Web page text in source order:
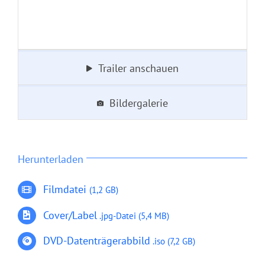
Trailer anschauen
Bildergalerie
Herunterladen
Filmdatei (1,2 GB)
Cover/Label .jpg-Datei (5,4 MB)
DVD-Datenträgerabbild .iso (7,2 GB)